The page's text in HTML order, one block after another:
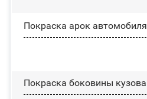
Покраска арок автомобиля
Покраска боковины кузова